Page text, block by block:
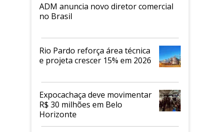
ADM anuncia novo diretor comercial
no Brasil
Rio Pardo reforça área técnica
e projeta crescer 15% em 2026
Expocachaça deve movimentar
R$ 30 milhões em Belo
Horizonte